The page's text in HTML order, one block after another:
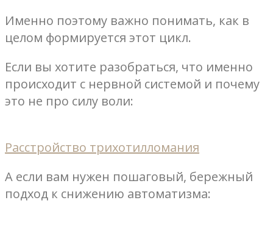
Именно поэтому важно понимать, как в
целом формируется этот цикл.
Если вы хотите разобраться, что именно
происходит с нервной системой и почему
это не про силу воли:
Расстройство трихотилломания
А если вам нужен пошаговый, бережный
подход к снижению автоматизма: